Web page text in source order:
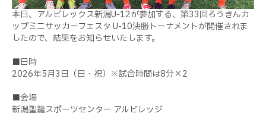
本日、アルビレックス新潟U-12が参加する、第33回ろうきんカ
ップミニサッカーフェスタ U-10決勝トーナメントが開催されま
したので、結果をお知らせいたします。
■日時
2026年5月3日（日・祝）※試合時間は8分×2
■会場
新潟聖籠スポーツセンター アルビレッジ